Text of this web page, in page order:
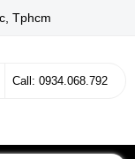
Tphcm
Call : 0934.068.792